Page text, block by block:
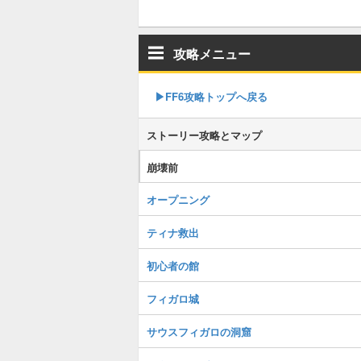
攻略メニュー
▶FF6攻略トップへ戻る
ストーリー攻略とマップ
崩壊前
オープニング
ティナ救出
初心者の館
フィガロ城
サウスフィガロの洞窟